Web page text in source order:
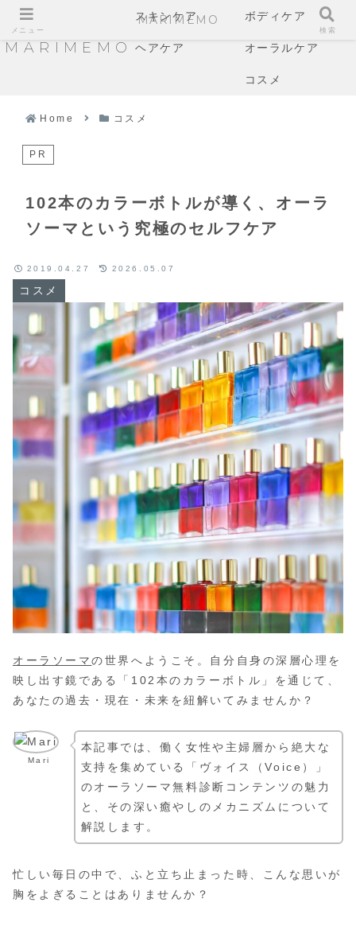
MARIMEMO
スキンケア ボディケア
ヘアケア オーラルケア
コスメ
Home コスメ
PR
102本のカラーボトルが導く、オーラ
ソーマという究極のセルフケア
コスメ
2019.04.27 2026.05.07
オーラソーマの世界へようこそ。自分自身の深層心理を
映し出す鏡である「102本のカラーボトル」を通じて、
あなたの過去・現在・未来を紐解いてみませんか？
Mari
本記事では、働く女性や主婦層から絶大な
支持を集めている「ヴォイス（Voice）」
のオーラソーマ無料診断コンテンツの魅力
と、その深い癒やしのメカニズムについて
解説します。
忙しい毎日の中で、ふと立ち止まった時、こんな思いが
胸をよぎることはありませんか？
メニュー
MARIMEMO
検索